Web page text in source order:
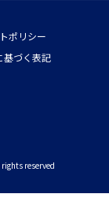
ポリシー
基づく表記
rights reserved